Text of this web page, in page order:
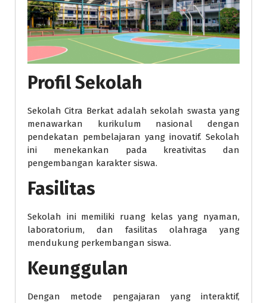
Profil Sekolah
Sekolah Citra Berkat adalah sekolah swasta yang
menawarkan kurikulum nasional dengan
pendekatan pembelajaran yang inovatif. Sekolah
ini menekankan pada kreativitas dan
pengembangan karakter siswa.
Fasilitas
Sekolah ini memiliki ruang kelas yang nyaman,
laboratorium, dan fasilitas olahraga yang
mendukung perkembangan siswa.
Keunggulan
Dengan metode pengajaran yang interaktif,